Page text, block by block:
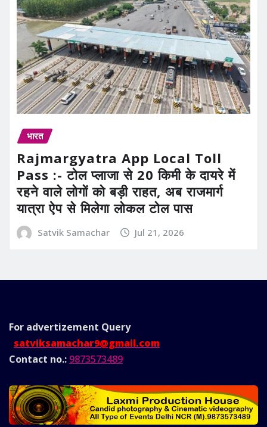
भारत
Rajmargyatra App Local Toll
Pass :- टोल प्लाजा से 20 किमी के दायरे में
रहने वाले लोगों को बड़ी राहत, अब राजमार्ग
यात्रा ऐप से मिलेगा लोकल टोल पास
Satvik Samachar Jul 21, 2026
For advertizement Query
satviksamachar9@gmail.com
Contact no.: 9873573489